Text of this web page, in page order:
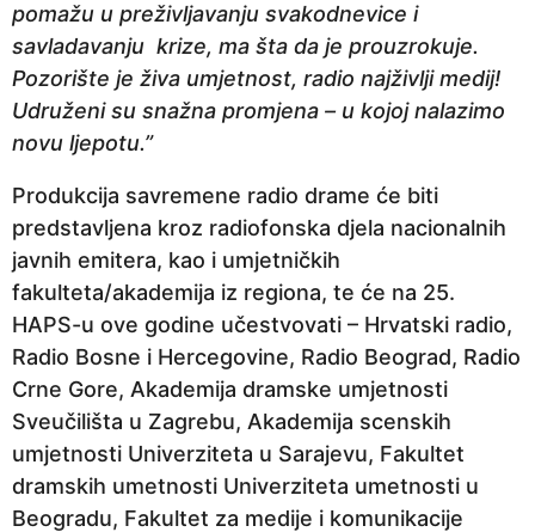
pomažu u preživljavanju svakodnevice i
savladavanju krize, ma šta da je prouzrokuje.
Pozorište je živa umjetnost, radio najživlji medij!
Udruženi su snažna promjena – u kojoj nalazimo
novu ljepotu.”
Produkcija savremene radio drame će biti
predstavljena kroz radiofonska djela nacionalnih
javnih emitera, kao i umjetničkih
fakulteta/akademija iz regiona, te će na 25.
HAPS-u ove godine učestvovati – Hrvatski radio,
Radio Bosne i Hercegovine, Radio Beograd, Radio
Crne Gore, Akademija dramske umjetnosti
Sveučilišta u Zagrebu, Akademija scenskih
umjetnosti Univerziteta u Sarajevu, Fakultet
dramskih umetnosti Univerziteta umetnosti u
Beogradu, Fakultet za medije i komunikacije